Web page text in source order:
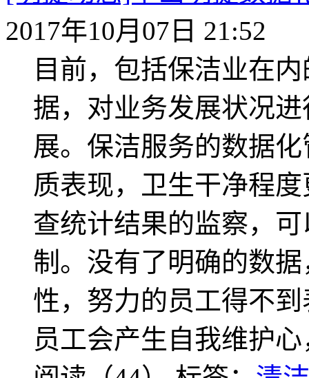
2017年10月07日 21:52
目前，包括保洁业在
据，对业务发展状况
展。保洁服务的数据
质表现，卫生干净程
查统计结果的监察，
制。没有了明确的数
性，努力的员工得不
员工会产生自我维护